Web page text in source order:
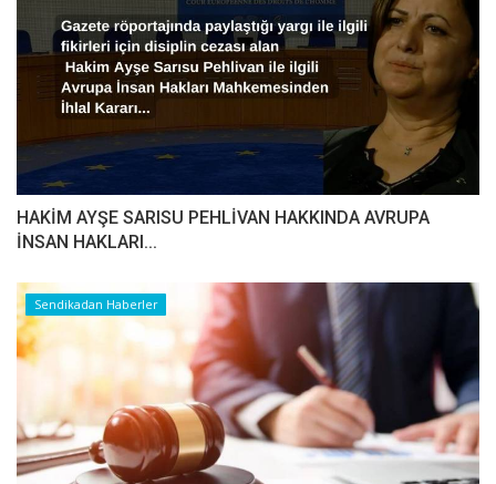
HAKİM AYŞE SARISU PEHLİVAN HAKKINDA AVRUPA
İNSAN HAKLARI...
Sendikadan Haberler